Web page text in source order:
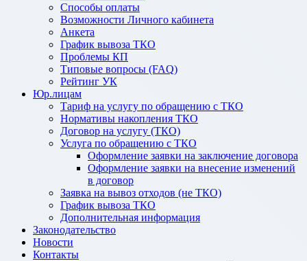
Способы оплаты
Возможности Личного кабинета
Анкета
График вывоза ТКО
Проблемы КП
Типовые вопросы (FAQ)
Рейтинг УК
Юр.лицам
Тариф на услугу по обращению с ТКО
Нормативы накопления ТКО
Договор на услугу (ТКО)
Услуга по обращению с ТКО
Оформление заявки на заключение договора
Оформление заявки на внесение изменений
в договор
Заявка на вывоз отходов (не ТКО)
График вывоза ТКО
Дополнительная информация
Законодательство
Новости
Контакты